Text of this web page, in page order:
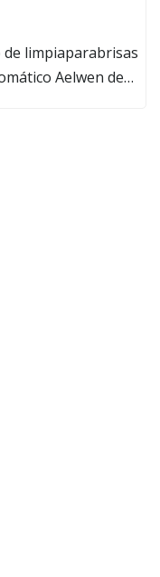
de limpiaparabrisas
Aelwen de